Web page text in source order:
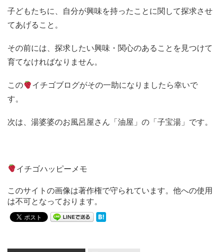
子どもたちに、自分が興味を持ったことに関して探求させ
てあげること。
その前には、探求したい興味・関心のあることを見つけて
育てなければなりません。
この
イチゴブログがその一助になりましたら幸いで
す。
次は、湯婆婆のお風呂屋さん「油屋」の「子宝湯」です。
イチゴハッピーメモ
このサイトの画像は著作権で守られています。他への使用
は不可となっております。